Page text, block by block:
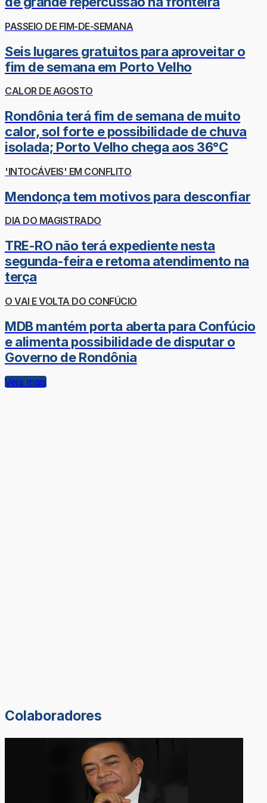
PASSEIO DE FIM-DE-SEMANA
Seis lugares gratuitos para aproveitar o
fim de semana em Porto Velho
CALOR DE AGOSTO
Rondônia terá fim de semana de muito
calor, sol forte e possibilidade de chuva
isolada; Porto Velho chega aos 36°C
'INTOCÁVEIS' EM CONFLITO
Mendonça tem motivos para desconfiar
DIA DO MAGISTRADO
TRE-RO não terá expediente nesta
segunda-feira e retoma atendimento na
terça
O VAI E VOLTA DO CONFÚCIO
MDB mantém porta aberta para Confúcio
e alimenta possibilidade de disputar o
Governo de Rondônia
Veja mais
Colaboradores